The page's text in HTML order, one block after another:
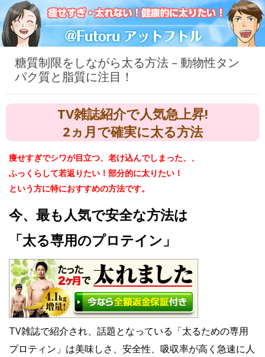
糖質制限をしながら太る方法 – 動物性タン
パク質と脂質に注目！
TV雑誌紹介で人気急上昇!
2ヵ月で確実に太る方法
痩せすぎでシワが目立つ、老け込んでしまった、、
ふっくらして若返りたい！部分的に太りたい！
という方に特におすすめの方法です。
今、最も人気で安全な方法は
「太る専用のプロテイン」
TV雑誌で紹介され、話題となっている「太るための専用
プロティン」は美味しさ、安全性、吸収率が高く急速に人